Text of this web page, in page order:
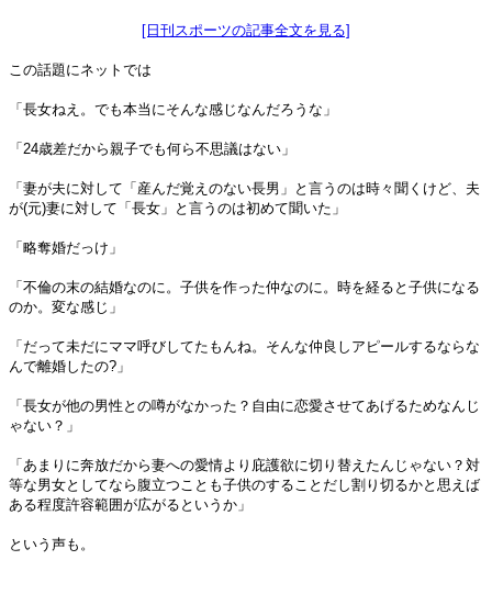
[日刊スポーツの記事全文を見る]
この話題にネットでは
「長女ねえ。でも本当にそんな感じなんだろうな」
「24歳差だから親子でも何ら不思議はない」
「妻が夫に対して「産んだ覚えのない長男」と言うのは時々聞くけど、夫
が(元)妻に対して「長女」と言うのは初めて聞いた」
「略奪婚だっけ」
「不倫の末の結婚なのに。子供を作った仲なのに。時を経ると子供になる
のか。変な感じ」
「だって未だにママ呼びしてたもんね。そんな仲良しアピールするならな
んで離婚したの?」
「長女が他の男性との噂がなかった？自由に恋愛させてあげるためなんじ
ゃない？」
「あまりに奔放だから妻への愛情より庇護欲に切り替えたんじゃない？対
等な男女としてなら腹立つことも子供のすることだし割り切るかと思えば
ある程度許容範囲が広がるというか」
という声も。